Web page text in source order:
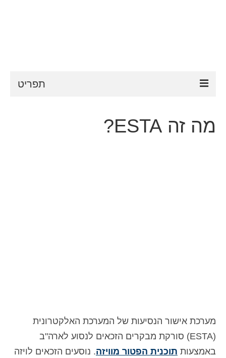
תפריט
דרישות ESTA
Čeština
(צ'כית)
Dansk
(דנית)
מה זה ESTA?
מערכת אישור הנסיעות של המערכת האלקטרונית
(ESTA) סורקת מבקרים הזכאים לנסוע לארה"ב
באמצעות תוכנית הפטור מוויזה. נוסעים הזכאים לויזה